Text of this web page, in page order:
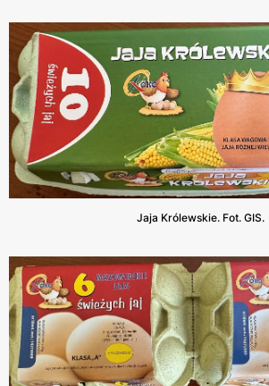
Jaja Królewskie. Fot. GIS.